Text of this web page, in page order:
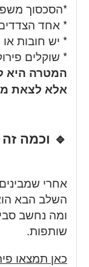
*הסכסוך
* אחד
* יש חובות או
* שוקלים
המטרה היא
אלא לצאת
🔹 וכמה
אחרי
השלב הבא
ומה נחשב
שותפות.
כאן תמצאו